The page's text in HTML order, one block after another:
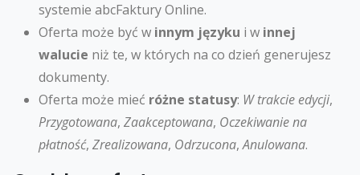
systemie abcFaktury Online.
Oferta może być w innym języku i w innej
walucie niż te, w których na co dzień generujesz
dokumenty.
Oferta może mieć różne statusy: W trakcie edycji,
Przygotowana, Zaakceptowana, Oczekiwanie na
płatność, Zrealizowana, Odrzucona,Anulowana.